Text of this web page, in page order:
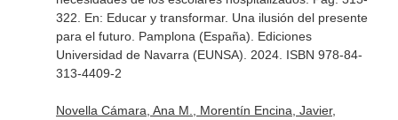
322. En: Educar y transformar. Una ilusión del presente
para el futuro. Pamplona (España). Ediciones
Universidad de Navarra (EUNSA). 2024. ISBN 978-84-
313-4409-2
Novella Cámara, Ana M., Morentín Encina, Javier,